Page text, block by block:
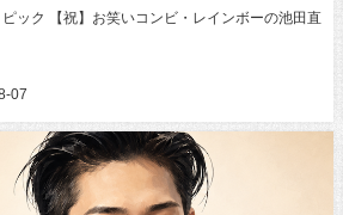
ック 【祝】お笑いコンビ・レインボーの池田直
07